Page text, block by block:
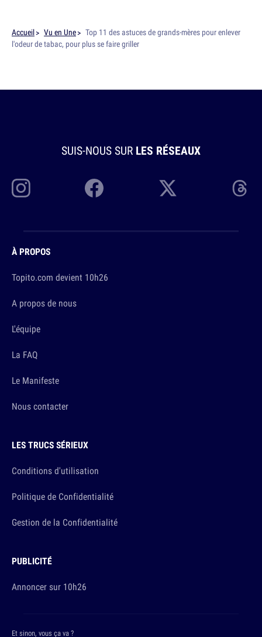
Accueil Vu en Une
Top 11 des astuces de grands-mères pour enlever
l'odeur de tabac, pour plus se faire griller
SUIS-NOUS SUR LES RÉSEAUX
À PROPOS
Topito.com devient 10h26
A propos de nous
L'équipe
La FAQ
Le Manifeste
Nous contacter
LES TRUCS SÉRIEUX
Conditions d'utilisation
Politique de Confidentialité
Gestion de la Confidentialité
PUBLICITÉ
Annoncer sur 10h26
Et sinon, vous ça va ?